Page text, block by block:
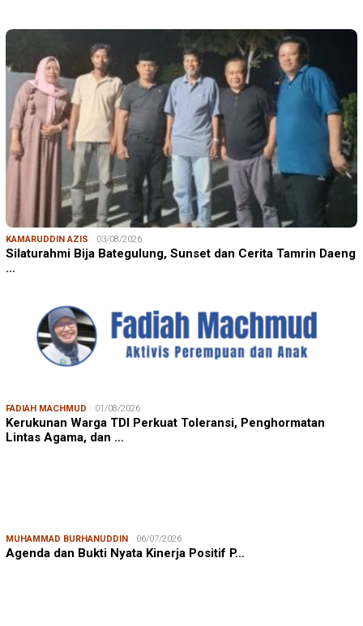
KAMARUDDIN AZIS 03/08/2026
Silaturahmi Bija Bategulung, Sunset dan Cerita Tamrin Daeng
…
FADIAH MACHMUD 01/08/2026
Kerukunan Warga TDI Perkuat Toleransi, Penghormatan
Lintas Agama, dan …
MUHAMMAD BURHANUDDIN 06/07/2026
Agenda dan Bukti Nyata Kinerja Positif P…